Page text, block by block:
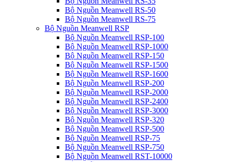
Bộ Nguồn Meanwell RS-50
Bộ Nguồn Meanwell RS-75
Bộ Nguồn Meanwell RSP
Bộ Nguồn Meanwell RSP-100
Bộ Nguồn Meanwell RSP-1000
Bộ Nguồn Meanwell RSP-150
Bộ Nguồn Meanwell RSP-1500
Bộ Nguồn Meanwell RSP-1600
Bộ Nguồn Meanwell RSP-200
Bộ Nguồn Meanwell RSP-2000
Bộ Nguồn Meanwell RSP-2400
Bộ Nguồn Meanwell RSP-3000
Bộ Nguồn Meanwell RSP-320
Bộ Nguồn Meanwell RSP-500
Bộ Nguồn Meanwell RSP-75
Bộ Nguồn Meanwell RSP-750
Bộ Nguồn Meanwell RST-10000